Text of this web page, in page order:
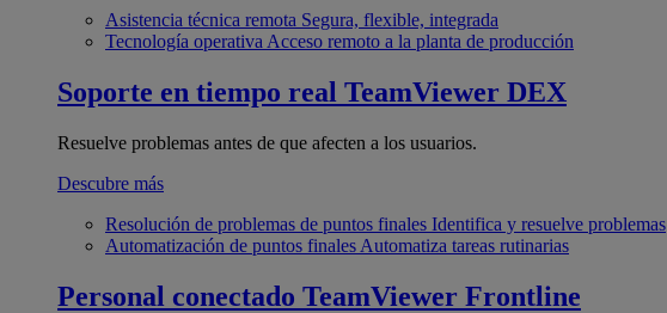
Asistencia técnica remota Segura, flexible, integrada
Tecnología operativa Acceso remoto a la planta de producción
Soporte en tiempo real TeamViewer DEX
Resuelve problemas antes de que afecten a los usuarios.
Descubre más
Resolución de problemas de puntos finales Identifica y resuelve problemas
Automatización de puntos finales Automatiza tareas rutinarias
Personal conectado TeamViewer Frontline